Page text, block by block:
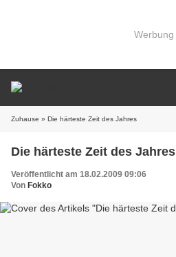
Werbung
Zuhause » Die härteste Zeit des Jahres
Die härteste Zeit des Jahres
Veröffentlicht am 18.02.2009 09:06
Von Fokko